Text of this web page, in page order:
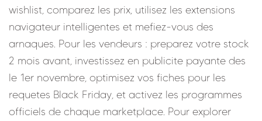
wishlist, comparez les prix, utilisez les extensions
navigateur intelligentes et mefiez-vous des
arnaques. Pour les vendeurs : preparez votre stock
2 mois avant, investissez en publicite payante des
le 1er novembre, optimisez vos fiches pour les
requetes Black Friday, et activez les programmes
officiels de chaque marketplace. Pour explorer